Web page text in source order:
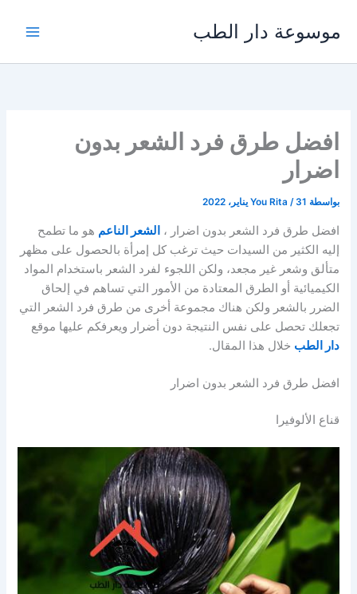
المحتوى
موسوعة دار الطب
افضل طرق فرد الشعر بدون
اضرار
بواسطة You Rita /31 يناير، 2022
افضل طرق فرد الشعر بدون اضرار ، الشعر الناعم هو ما تطمح
إليه الكثير من السيدات حيث ترغب كل إمرأة بالحصول على مظهر
متألق وشعر غير مجعد، ولكن اللجوء لفرد الشعر باستخدام المواد
الكيميائية أو الطرق المعتادة من الأمور التي تساهم في إلحاق
الضرر بالشعر ولكن هناك مجموعة أخرى من طرق فرد الشعر التي
تجعلك تحصل على نفس النتيجة دون أضرار ويعرفكم عليها موقع
دار الطب خلال هذا المقال.
افضل طرق فرد الشعر بدون اضرار
قناع الألوفيرا